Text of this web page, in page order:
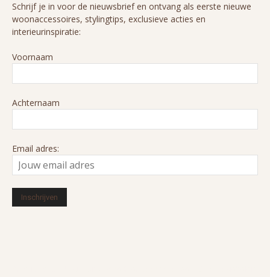
Schrijf je in voor de nieuwsbrief en ontvang als eerste nieuwe
woonaccessoires, stylingtips, exclusieve acties en
interieurinspiratie:
Voornaam
Achternaam
Email adres: